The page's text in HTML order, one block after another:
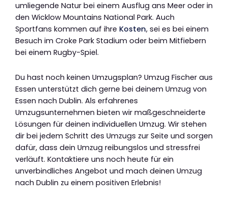
umliegende Natur bei einem Ausflug ans Meer oder in
den Wicklow Mountains National Park. Auch
Sportfans kommen auf ihre Kosten, sei es bei einem
Besuch im Croke Park Stadium oder beim Mitfiebern
bei einem Rugby-Spiel.
Du hast noch keinen Umzugsplan? Umzug Fischer aus
Essen unterstützt dich gerne bei deinem Umzug von
Essen nach Dublin. Als erfahrenes
Umzugsunternehmen bieten wir maßgeschneiderte
Lösungen für deinen individuellen Umzug. Wir stehen
dir bei jedem Schritt des Umzugs zur Seite und sorgen
dafür, dass dein Umzug reibungslos und stressfrei
verläuft. Kontaktiere uns noch heute für ein
unverbindliches Angebot und mach deinen Umzug
nach Dublin zu einem positiven Erlebnis!